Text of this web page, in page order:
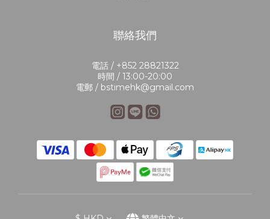
聯絡我們
電話 / +852 28821322
時間 / 13:00-20:00
電郵 / bstimehk@gmail.com